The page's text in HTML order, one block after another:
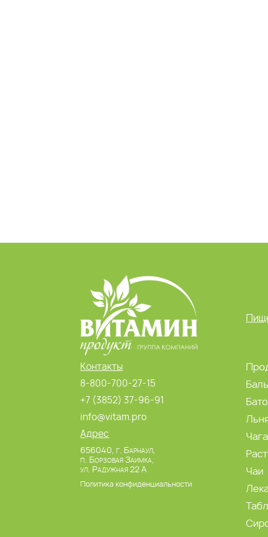
Контакты
8-800-700-27-15
+7 (3852) 37-96-91
info@vitam.pro
Адрес
656040, г. Барнаул,
п. Борзовая Заимка,
ул. Радужная 22 А
Политика конфиденциальности
Чага
Чаи